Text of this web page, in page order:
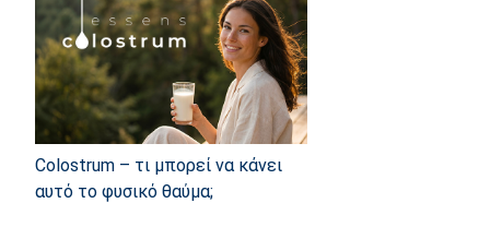
Colostrum – τι μπορεί να κάνει
αυτό το φυσικό θαύμα;